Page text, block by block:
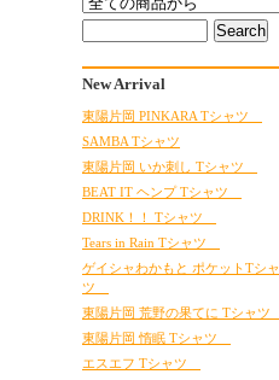
New Arrival
東陽片岡 PINKARA Tシャツ
SAMBA Tシャツ
東陽片岡 いか刺し Tシャツ
BEAT IT ヘンプ Tシャツ
DRINK！！ Tシャツ
Tears in Rain Tシャツ
ゲイシャわかもと ポケットTシャ
ツ
東陽片岡 荒野の果てに Tシャツ
東陽片岡 惰眠 Tシャツ
エスエフ Tシャツ